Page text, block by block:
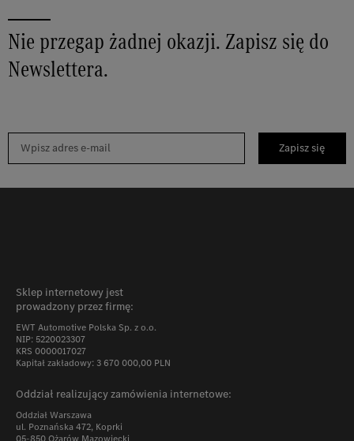
Nie przegap żadnej okazji. Zapisz się do
Newslettera.
Zapisz się
Sklep internetowy jest
prowadzony przez firmę:
EWT Automotive Polska Sp. z o.o.
NIP: 5220023307
KRS 0000017027
Kapitał zakładowy: 3 670 000,00 PLN
Oddział realizujący zamówienia internetowe:
Oddział Warszawa
ul. Poznańska 472, Koprki